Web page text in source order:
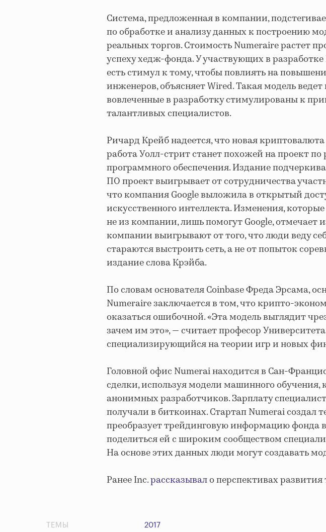
Система, предложенная в компании,
по обработке и анализу данных к построению
реальных торгов. Стоимость Numeraire растет
успеху хедж-фонда. У участвующих в
есть стимул к тому, чтобы повлиять на
инженеров, объясняет Wired. Такая модель
вовлеченные в разработку стимулированы к
талантливых специалистов.
Ричард Крейб надеется, что новая
работа Уолл-стрит станет похожей на проект по
программного обеспечения. Издание
ПО проект выигрывает от сотрудничества
что компания Google выложила в открытый
искусственного интеллекта. Изменения,
не из компании, лишь помогут Google, отмечает
компании выигрывают от того, что люди веду
стараются выстроить сеть, а не от попыток
издание слова Крэйба.
По словам основателя Coinbase Фреда Эрсама,
Numeraire заключается в том, что крипто-
оказаться ошибочной. «Эта модель выглядит
зачем им это», — считает професор
специализирующийся на теории игр и новых
Головной офис Numerai находится в Сан-
сделки, используя модели машинного обучения,
анонимных разработчиков. Зарплату
получали в биткоинах. Стартап Numerai создал
преобразует трейдинговую информацию фонда
поделиться ей с широким сообществом
На основе этих данных люди могут создавать
Ранее Inc.рассказывало перспективах
ТЕМЫ 2017